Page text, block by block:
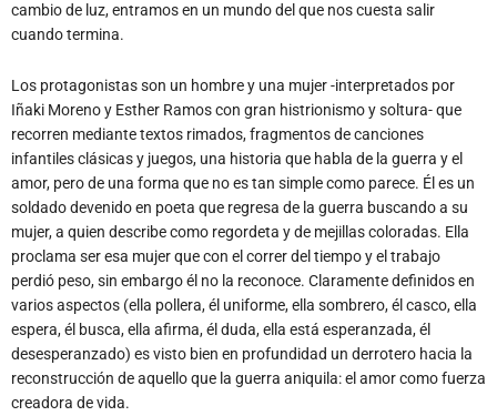
cambio de luz, entramos en un mundo del que nos cuesta salir
cuando termina.
Los protagonistas son un hombre y una mujer -interpretados por
Iñaki Moreno y Esther Ramos con gran histrionismo y soltura- que
recorren mediante textos rimados, fragmentos de canciones
infantiles clásicas y juegos, una historia que habla de la guerra y el
amor, pero de una forma que no es tan simple como parece. Él es un
soldado devenido en poeta que regresa de la guerra buscando a su
mujer, a quien describe como regordeta y de mejillas coloradas. Ella
proclama ser esa mujer que con el correr del tiempo y el trabajo
perdió peso, sin embargo él no la reconoce. Claramente definidos en
varios aspectos (ella pollera, él uniforme, ella sombrero, él casco, ella
espera, él busca, ella afirma, él duda, ella está esperanzada, él
desesperanzado) es visto bien en profundidad un derrotero hacia la
reconstrucción de aquello que la guerra aniquila: el amor como fuerza
creadora de vida.